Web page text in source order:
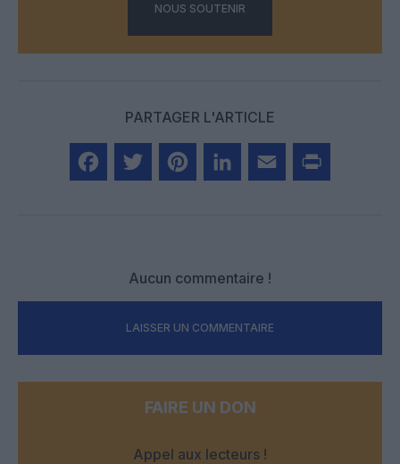
NOUS SOUTENIR
PARTAGER L'ARTICLE
Aucun commentaire !
LAISSER UN COMMENTAIRE
FAIRE UN DON
Appel aux lecteurs !